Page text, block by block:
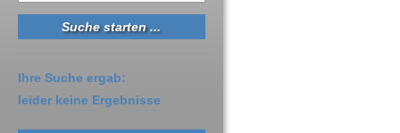
Ihre Suche ergab:
leider keine Ergebnisse